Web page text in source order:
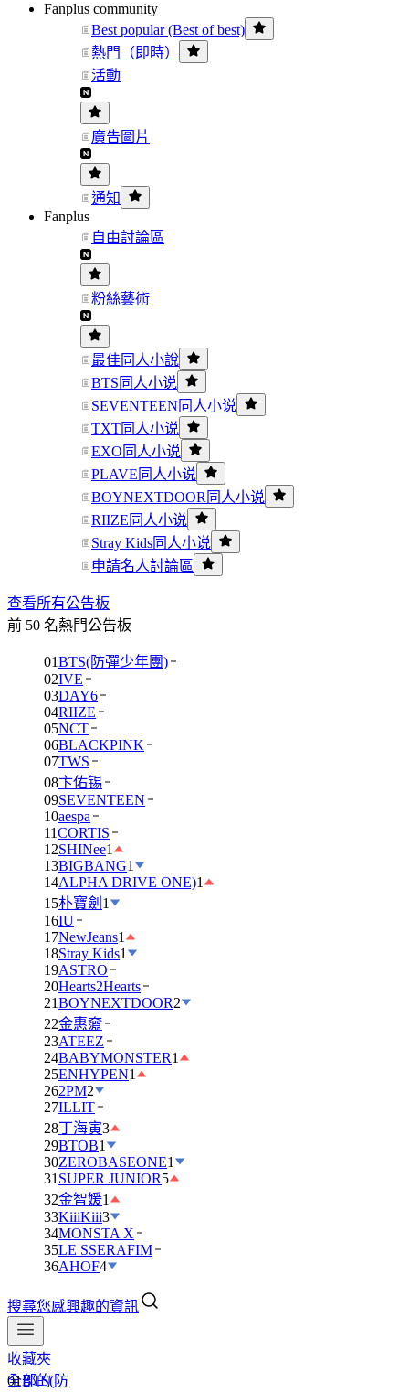
Fanplus community
Best popular (Best of best)
熱門（即時）
活動
廣告圖片
通知
Fanplus
自由討論區
粉絲藝術
最佳同人小說
BTS同人小说
SEVENTEEN同人小说
TXT同人小说
EXO同人小说
PLAVE同人小说
BOYNEXTDOOR同人小说
RIIZE同人小说
Stray Kids同人小说
申請名人討論區
查看所有公告板
前 50 名熱門公告板
01BTS(防彈少年團)
02IVE
03DAY6
04RIIZE
05NCT
06BLACKPINK
07TWS
08卞佑锡
09SEVENTEEN
10aespa
11CORTIS
12SHINee1
13BIGBANG1
14ALPHA DRIVE ONE)1
15朴寶劍 1
16IU
17NewJeans1
18Stray Kids1
19ASTRO
20Hearts2Hearts
21BOYNEXTDOOR2
22金惠奫
23ATEEZ
24BABYMONSTER1
25ENHYPEN1
262PM2
27ILLIT
28丁海寅3
29BTOB1
30ZEROBASEONE1
31 SUPER JUNIOR5
32金智媛1
33KiiiKiii3
34MONSTA X
35LE SSERAFIM
36AHOF4
搜尋您感興趣的資訊
收藏夾
全部的
01BTS(防